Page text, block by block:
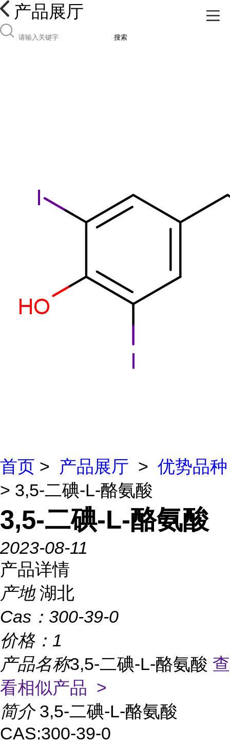
产品展厅
搜索
首页 > 产品展厅 > 优势品种
> 3,5-二碘-L-酪氨酸
3,5-二碘-L-酪氨酸
2023-08-11
产品详情
产地 湖北
Cas： 300-39-0
价格： 1
产品名称3,5-二碘-L-酪氨酸 查
看相似产品 >
简介 3,5-二碘-L-酪氨酸
CAS:300-39-0